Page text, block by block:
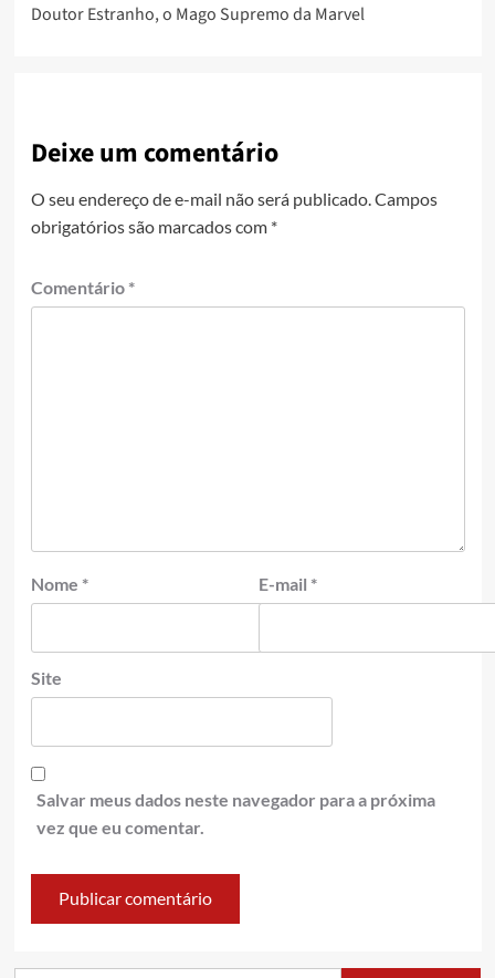
Doutor Estranho, o Mago Supremo da Marvel
Deixe um comentário
O seu endereço de e-mail não será publicado. Campos
obrigatórios são marcados com *
Comentário *
Nome * E-mail *
Site
Salvar meus dados neste navegador para a próxima
vez que eu comentar.